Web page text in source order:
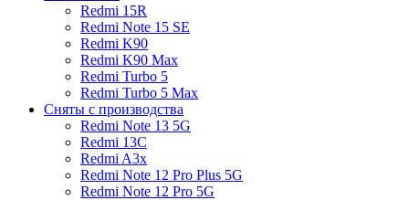
Redmi 15R
Redmi Note 15 SE
Redmi K90
Redmi K90 Max
Redmi Turbo 5
Redmi Turbo 5 Max
Сняты с производства
Redmi Note 13 5G
Redmi 13C
Redmi A3x
Redmi Note 12 Pro Plus 5G
Redmi Note 12 Pro 5G